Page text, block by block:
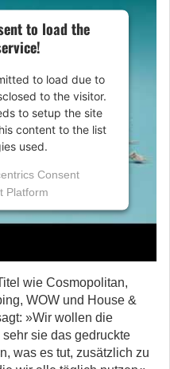
to load the
to load due to
to the visitor.
to setup the site
content to the list
used.
Consent
Platform
wie Cosmopolitan,
WOW und House &
»Wir wollen die
sie das gedruckte
was es tut, zusätzlich zu